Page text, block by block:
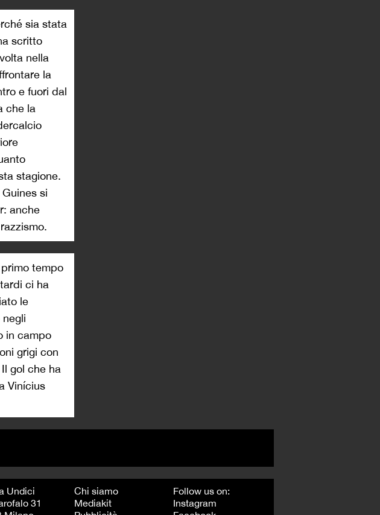
sia stata
scritto
nella
la
e fuori dal
che la
stagione.
si
anche
tempo
ci ha
le
in campo
grigi con
gol che ha
Vinícius
Undici
31
Chi siamo
Mediakit
Follow us on:
Instagram